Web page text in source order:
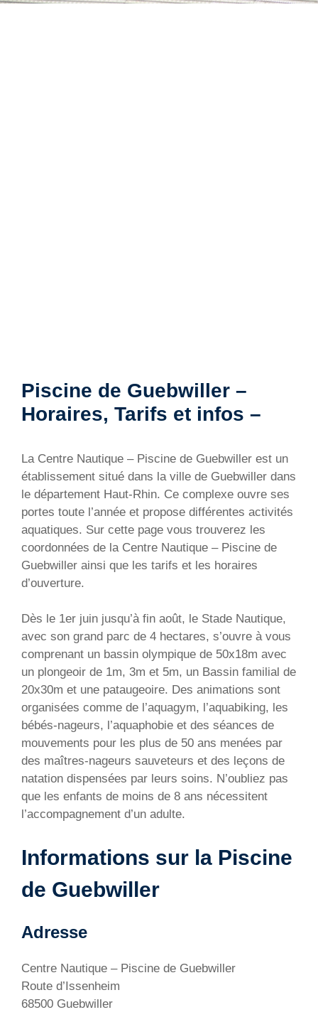
Piscine de Guebwiller –
Horaires, Tarifs et infos –
La Centre Nautique – Piscine de Guebwiller est un
établissement situé dans la ville de Guebwiller dans
le département Haut-Rhin. Ce complexe ouvre ses
portes toute l’année et propose différentes activités
aquatiques. Sur cette page vous trouverez les
coordonnées de la Centre Nautique – Piscine de
Guebwiller ainsi que les tarifs et les horaires
d’ouverture.
Dès le 1er juin jusqu’à fin août, le Stade Nautique,
avec son grand parc de 4 hectares, s’ouvre à vous
comprenant un bassin olympique de 50x18m avec
un plongeoir de 1m, 3m et 5m, un Bassin familial de
20x30m et une pataugeoire. Des animations sont
organisées comme de l’aquagym, l’aquabiking, les
bébés-nageurs, l’aquaphobie et des séances de
mouvements pour les plus de 50 ans menées par
des maîtres-nageurs sauveteurs et des leçons de
natation dispensées par leurs soins. N’oubliez pas
que les enfants de moins de 8 ans nécessitent
l’accompagnement d’un adulte.
Informations sur la Piscine
de Guebwiller
Adresse
Centre Nautique – Piscine de Guebwiller
Route d’Issenheim
68500 Guebwiller